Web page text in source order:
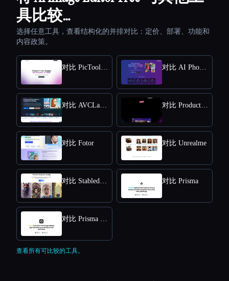
具比较…
选择任意工具，查看结构化的并排对比：定价、部署、功能和
内容政策。
对比 PicTools.AI 对比 AI Photos Editor
对比 AVCLabs PhotoPro AI 对比 ProductScope AI
对比 Fotor 对比 Unrealme
对比 Stabledojo 对比 Prisma
对比 Prisma Lensa
查看所有可比较的工具。